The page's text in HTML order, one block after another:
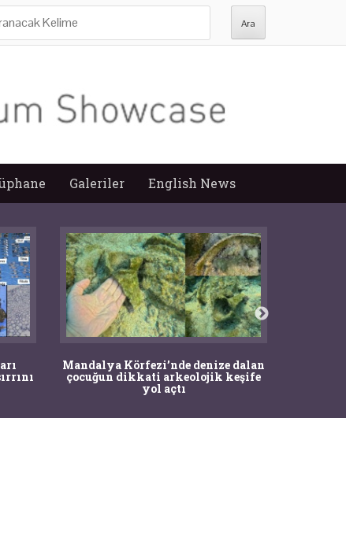
Galeriler English News
Mandalya Körfezi’nde denize dalan
çocuğun dikkati arkeolojik keşife
yol açtı